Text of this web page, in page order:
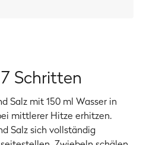
Schritten
Salz mit 150 ml Wasser in
mittlerer Hitze erhitzen.
Salz sich vollständig